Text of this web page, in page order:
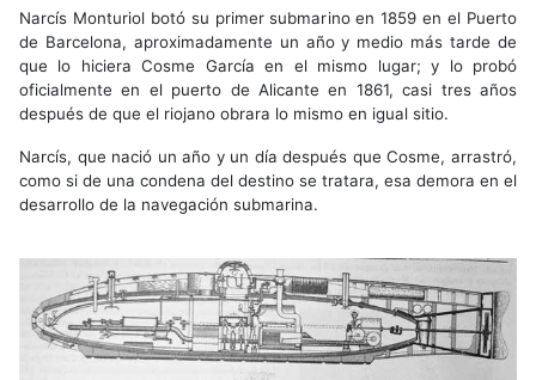
Narcís Monturiol botó su primer submarino en 1859 en el Puerto
de Barcelona, aproximadamente un año y medio más tarde de
que lo hiciera Cosme García en el mismo lugar; y lo probó
oficialmente en el puerto de Alicante en 1861, casi tres años
después de que el riojano obrara lo mismo en igual sitio.
Narcís, que nació un año y un día después que Cosme, arrastró,
como si de una condena del destino se tratara, esa demora en el
desarrollo de la navegación submarina.